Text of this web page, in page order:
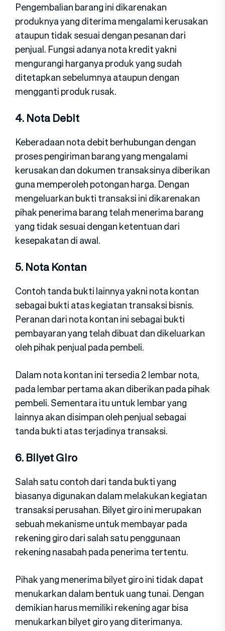
Pengembalian barang ini dikarenakan
produknya yang diterima mengalami kerusakan
ataupun tidak sesuai dengan pesanan dari
penjual. Fungsi adanya nota kredit yakni
mengurangi harganya produk yang sudah
ditetapkan sebelumnya ataupun dengan
mengganti produk rusak.
4. Nota Debit
Keberadaan nota debit berhubungan dengan
proses pengiriman barang yang mengalami
kerusakan dan dokumen transaksinya diberikan
guna memperoleh potongan harga. Dengan
mengeluarkan bukti transaksi ini dikarenakan
pihak penerima barang telah menerima barang
yang tidak sesuai dengan ketentuan dari
kesepakatan di awal.
5. Nota Kontan
Contoh tanda bukti lainnya yakni nota kontan
sebagai bukti atas kegiatan transaksi bisnis.
Peranan dari nota kontan ini sebagai bukti
pembayaran yang telah dibuat dan dikeluarkan
oleh pihak penjual pada pembeli.
Dalam nota kontan ini tersedia 2 lembar nota,
pada lembar pertama akan diberikan pada pihak
pembeli. Sementara itu untuk lembar yang
lainnya akan disimpan oleh penjual sebagai
tanda bukti atas terjadinya transaksi.
6. Bilyet Giro
Salah satu contoh dari tanda bukti yang
biasanya digunakan dalam melakukan kegiatan
transaksi perusahan. Bilyet giro ini merupakan
sebuah mekanisme untuk membayar pada
rekening giro dari salah satu penggunaan
rekening nasabah pada penerima tertentu.
Pihak yang menerima bilyet giro ini tidak dapat
menukarkan dalam bentuk uang tunai. Dengan
demikian harus memiliki rekening agar bisa
menukarkan bilyet giro yang diterimanya.